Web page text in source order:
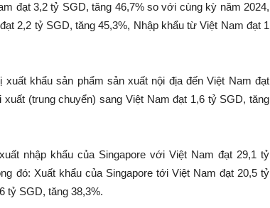
đạt 3,2 tỷ SGD, tăng 46,7% so với cùng kỳ năm 2024,
2,2 tỷ SGD, tăng 45,3%, Nhập khẩu từ Việt Nam đạt 1
xuất khẩu sản phẩm sản xuất nội địa đến Việt Nam đạt
(trung chuyển) sang Việt Nam đạt 1,6 tỷ SGD, tăng
nhập khẩu của Singapore với Việt Nam đạt 29,1 tỷ
đó: Xuất khẩu của Singapore tới Việt Nam đạt 20,5 tỷ
tỷ SGD, tăng 38,3%.